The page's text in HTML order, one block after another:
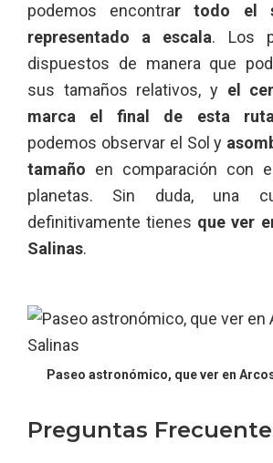
podemos encontrar todo el
representado a escala. Los
dispuestos de manera que
sus tamaños relativos, y el
marca el final de esta
podemos observar el Sol y
tamaño en comparación con
planetas. Sin duda, una
definitivamente tienes que ver
Salinas.
Paseo astronómico, que ver en
Preguntas